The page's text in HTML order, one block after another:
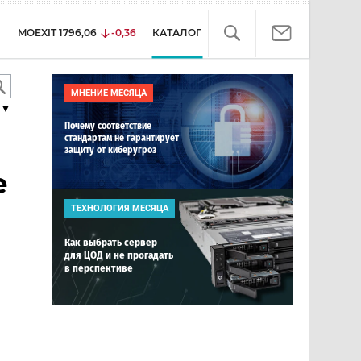
MOEXIT 1796,06 -0,36 КАТАЛОГ
МНЕНИЕ МЕСЯЦА
Почему соответствие
стандартам не гарантирует
защиту от киберугроз
ТЕХНОЛОГИЯ МЕСЯЦА
Как выбрать сервер
для ЦОД и не прогадать
в перспективе